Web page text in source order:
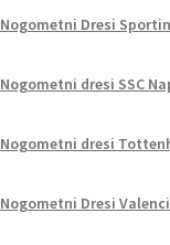
Nogometni Dresi
Nogometni dresi SSC
Nogometni dresi
Nogometni Dresi